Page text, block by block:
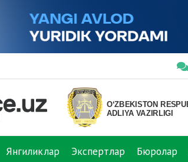
Янгиликлар Экспертлар Бюролар